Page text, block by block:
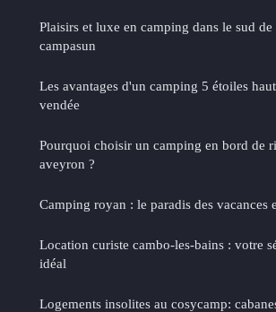
Plaisirs et luxe en camping dans le sud
campasun
Les avantages d'un camping 5 étoiles
vendée
Pourquoi choisir un camping en bord de
aveyron ?
Camping royan : le paradis des vacances
Location curiste cambo-les-bains : votre
idéal
Logements insolites au cosycamp: